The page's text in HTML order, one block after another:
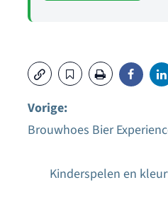
navigatie
Vorige:
Brouwhoes Bier
Kinderspelen en